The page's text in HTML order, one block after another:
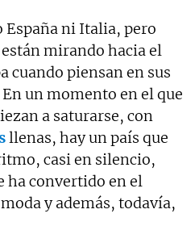
España ni Italia, pero
mirando hacia el
cuando piensan en sus
En un momento en el que
a saturarse, con
llenas, hay un país que
casi en silencio,
ha convertido en el
y además, todavía,